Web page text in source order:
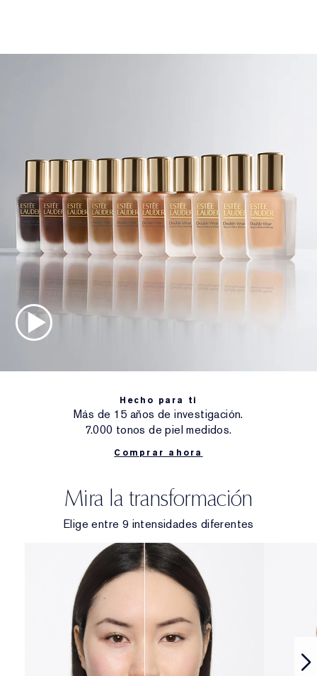
Hecho para ti
Más de 15 años de investigación.
7.000 tonos de piel medidos.
Comprar ahora
Mira la transformación
Elige entre 9 intensidades diferentes